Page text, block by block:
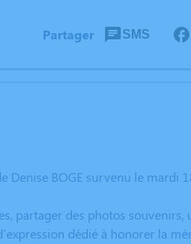
Partager SMS
Denise BOGE survenu le mardi
partager des photos
dédié à honorer la